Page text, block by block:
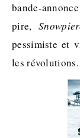
bande-
pire,
pessimiste et
les révolutions.